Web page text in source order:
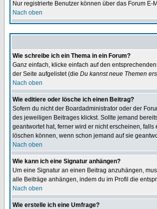
Nur registrierte Benutzer können über das Forum
Nach oben
Wie schreibe ich ein Thema in ein Forum?
Ganz einfach, klicke einfach auf den
der Seite aufgelistet (die Du kannst neue Themen
Nach oben
Wie editiere oder lösche ich einen Beitrag?
Sofern du nicht der Boardadministrator oder der
des jeweiligen Beitrages klickst. Sollte jemand
geantwortet hat, ferner wird er nicht erscheinen,
löschen können, wenn schon jemand auf sie
Nach oben
Wie kann ich eine Signatur anhängen?
Um eine Signatur an einen Beitrag anzuhängen,
alle Beiträge anhängen, indem du im Profil die
Nach oben
Wie erstelle ich eine Umfrage?